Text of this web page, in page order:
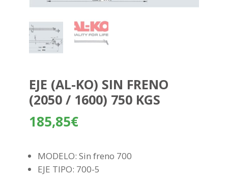
EJE (AL-KO) SIN FRENO
(2050 / 1600) 750 KGS
185,85€
MODELO: Sin freno 700
EJE TIPO: 700-5